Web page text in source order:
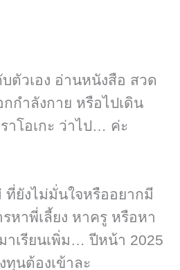
ตัวเอง อ่านหนังสือ สวด
กำลังกาย หรือไปเดิน
าโอเกะ​ ว่าไป… ค่ะ
ยังไม่มั่นใจหรืออยากมี
หาพี่เลี้ยง หาครู หรือหา
าเรียนเพิ่ม… ปีหน้า 2025
ทุนต้องเข้าละ